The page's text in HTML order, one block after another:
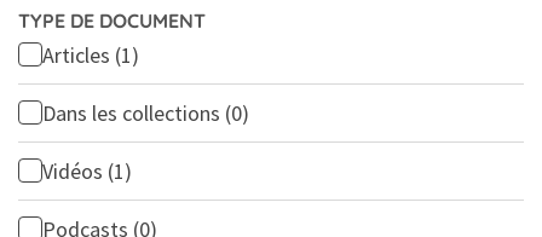
TYPE DE DOCUMENT
Articles (1)
Dans les collections (0)
Vidéos (1)
Podcasts (0)